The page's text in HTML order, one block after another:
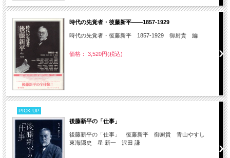
時代の先覚者・後藤新平――1857-1929
時代の先覚者・後藤新平 1857-1929 御厨貴 編
価格： 3,520円(税込)
PICK UP
後藤新平の「仕事」
後藤新平の「仕事」 後藤新平 御厨貴 青山やすし
東海隠史 星 新一 沢田 謙